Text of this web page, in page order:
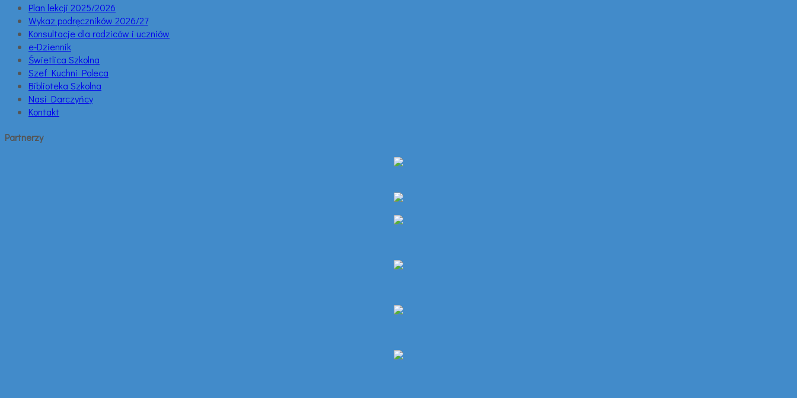
Plan lekcji 2025/2026
Wykaz podręczników 2026/27
Konsultacje dla rodziców i uczniów
e-Dziennik
Świetlica Szkolna
Szef Kuchni Poleca
Biblioteka Szkolna
Nasi Darczyńcy
Kontakt
Partnerzy